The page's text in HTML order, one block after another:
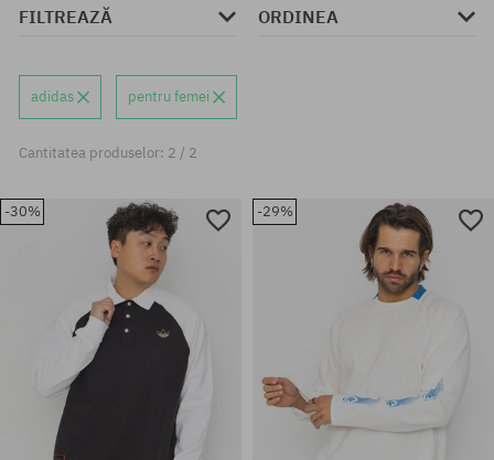
FILTREAZĂ ORDINEA
adidas pentru femei
Cantitatea produselor: 2 / 2
-30% -29%